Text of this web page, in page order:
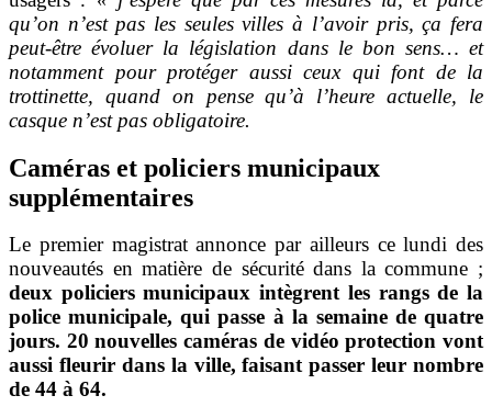
qu’on n’est pas les seules villes à l’avoir pris, ça fera
peut-être évoluer la législation dans le bon sens… et
notamment pour protéger aussi ceux qui font de la
trottinette, quand on pense qu’à l’heure actuelle, le
casque n’est pas obligatoire.
Caméras et policiers municipaux
supplémentaires
Le premier magistrat annonce par ailleurs ce lundi des
nouveautés en matière de sécurité dans la commune ;
deux policiers municipaux intègrent les rangs de la
police municipale, qui passe à la semaine de quatre
jours. 20 nouvelles caméras de vidéo protection vont
aussi fleurir dans la ville, faisant passer leur nombre
de 44 à 64.